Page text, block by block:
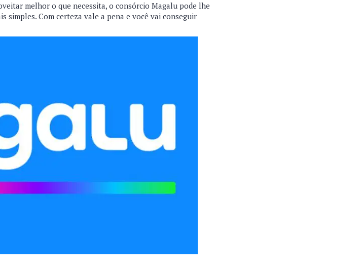
melhor o que necessita, o consórcio Magalu pode lhe
simples. Com certeza vale a pena e você vai conseguir